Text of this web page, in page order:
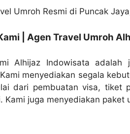
| Agen Travel Umroh
Alhijaz Indowisata
menyediakan segala
dari pembuatan visa, tiket
Kami juga menyediakan